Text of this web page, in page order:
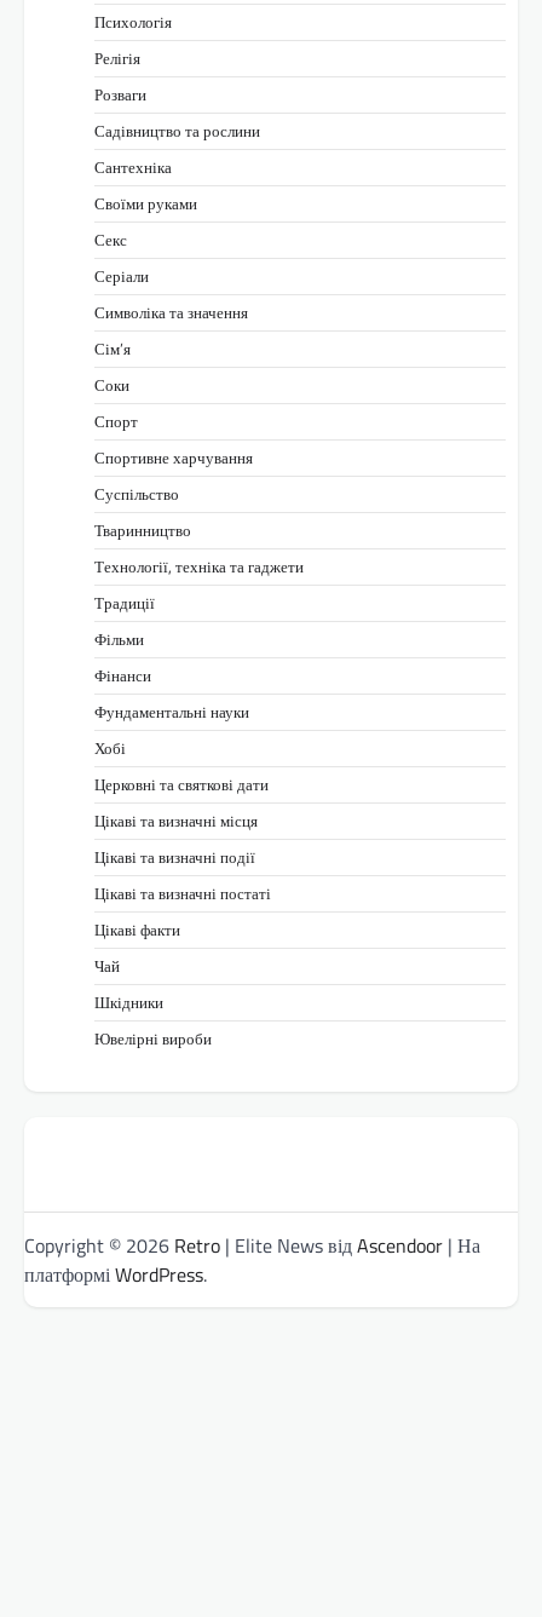
Психологія
Релігія
Розваги
Садівництво та рослини
Сантехніка
Своїми руками
Секс
Серіали
Символіка та значення
Сім’я
Соки
Спорт
Спортивне харчування
Суспільство
Тваринництво
Технології, техніка та гаджети
Традиції
Фільми
Фінанси
Фундаментальні науки
Хобі
Церковні та святкові дати
Цікаві та визначні місця
Цікаві та визначні події
Цікаві та визначні постаті
Цікаві факти
Чай
Шкідники
Ювелірні вироби
Copyright © 2026 Retro | Elite News відAscendoor | На
платформіWordPress.